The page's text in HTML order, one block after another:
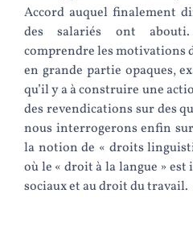
Accord auquel finalement
des salariés ont
comprendre les motivations
en grande partie opaques,
qu’il y a à construire une
des revendications sur des
nous interrogerons enfin
la notion de « droits
où le « droit à la langue »
sociaux et au droit du travail.